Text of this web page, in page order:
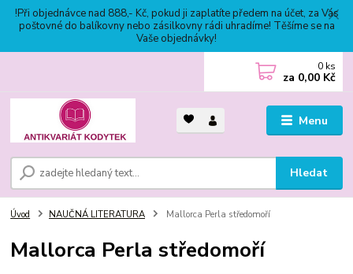
!Při objednávce nad 888,- Kč, pokud ji zaplatíte předem na účet, za Vás
poštovné do balíkovny nebo zásilkovny rádi uhradíme! Těšíme se na
Vaše objednávky!
Menu
Hledat
0 ks
za 0,00 Kč
Úvod NAUČNÁ LITERATURA Mallorca Perla středomoří
Mallorca Perla středomoří